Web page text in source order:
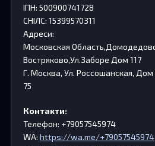
ІПН: 500900741728
СНІЛС: 15399570311
Адреси:
Московская
Востряково,Ул.Заборе Дом 117
Г. Москва, Ул. Россошанская, Дом
75
Контакти:
Телефон: +79057545974
WA: https://wa.me/+79057545974